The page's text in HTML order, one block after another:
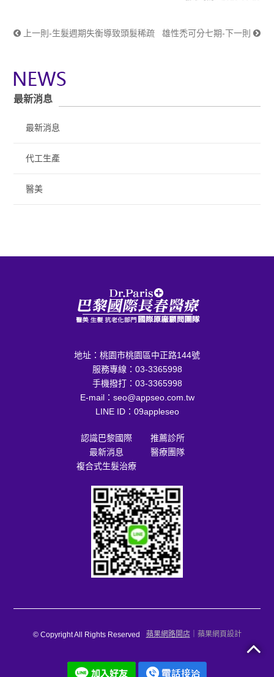
上一則-生髮週期失衡導致頭髮稀疏 雄性禿可分七期-下一則
最新消息
最新消息
代工生產
醫美
地址： 桃園市桃園區中正路144號
服務專線： 03-3365998
手機撥打： 03-3365998
E-mail： seo@appseo.com.tw
LINE ID： 09appleseo
認識巴黎國際
推薦診所
最新消息
醫療團隊
複合式生髮治療
© Copyright All Rights Reserved 蘋果網路開店｜ 蘋果網頁設計